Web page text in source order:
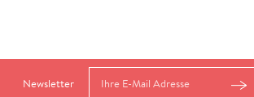
Newsletter